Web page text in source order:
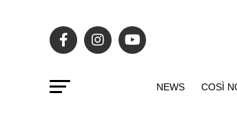
NEWS COSÌ